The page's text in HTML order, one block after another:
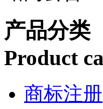
产品分类
Product
商标注册